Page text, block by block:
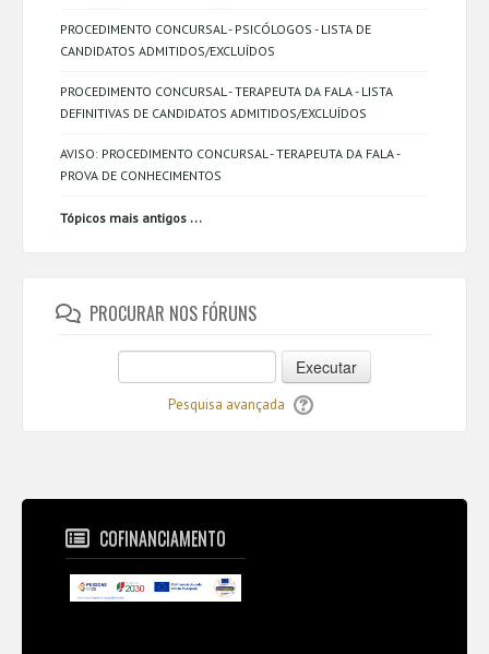
PROCEDIMENTO CONCURSAL - PSICÓLOGOS - LISTA DE
CANDIDATOS ADMITIDOS/EXCLUÍDOS
PROCEDIMENTO CONCURSAL - TERAPEUTA DA FALA - LISTA
DEFINITIVAS DE CANDIDATOS ADMITIDOS/EXCLUÍDOS
AVISO: PROCEDIMENTO CONCURSAL - TERAPEUTA DA FALA -
PROVA DE CONHECIMENTOS
Tópicos mais antigos ...
PROCURAR NOS FÓRUNS
Executar
Pesquisa avançada
COFINANCIAMENTO